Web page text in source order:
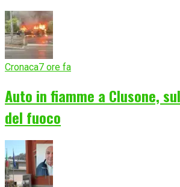
Cronaca7 ore fa
Auto in fiamme a Clusone,
del fuoco